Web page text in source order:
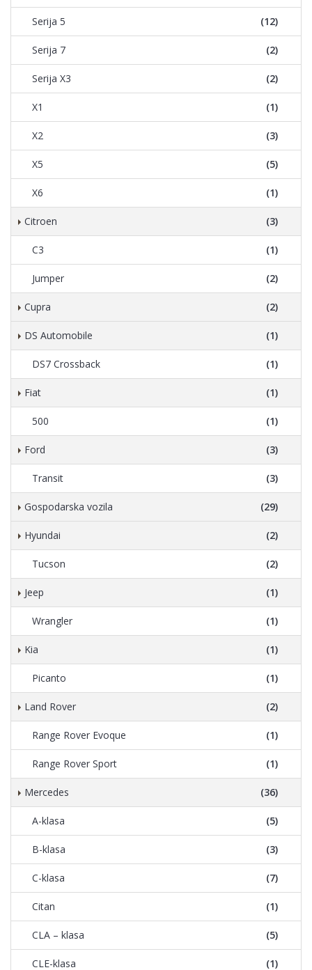
Serija 5 (12)
Serija 7 (2)
Serija X3 (2)
X1 (1)
X2 (3)
X5 (5)
X6 (1)
Citroen (3)
C3 (1)
Jumper (2)
Cupra (2)
DS Automobile (1)
DS7 Crossback (1)
Fiat (1)
500 (1)
Ford (3)
Transit (3)
Gospodarska vozila (29)
Hyundai (2)
Tucson (2)
Jeep (1)
Wrangler (1)
Kia (1)
Picanto (1)
Land Rover (2)
Range Rover Evoque (1)
Range Rover Sport (1)
Mercedes (36)
A-klasa (5)
B-klasa (3)
C-klasa (7)
Citan (1)
CLA – klasa (5)
CLE-klasa (1)